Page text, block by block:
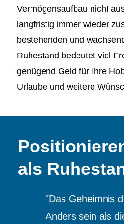
Vermögensaufbau nicht
langfristig immer wieder
bestehenden und
Ruhestand bedeutet viel
genügend Geld für Ihre
Urlaube und weitere
als
"Das Geheimnis
Anders sein als